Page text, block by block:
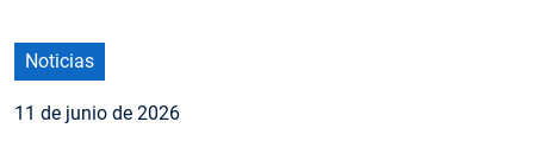
Derribando Mitos
Centro de ayuda
location_onCoquimbo
location_onBiobío
Noticias
11 de junio de 2026